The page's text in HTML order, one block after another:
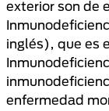
exterior son de
inglés), que es
enfermedad